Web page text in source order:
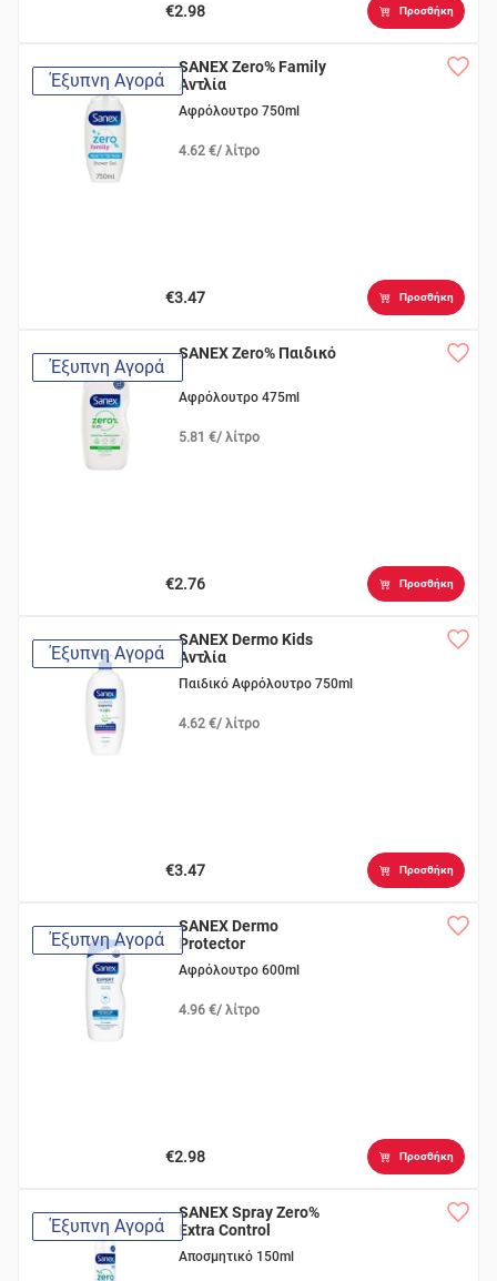
€2.98 Προσθήκη
Έξυπνη Αγορά
SANEX Zero% Family
Αντλία
Αφρόλουτρο 750ml
4.62 €/ λίτρο
€3.47 Προσθήκη
Έξυπνη Αγορά
SANEX Zero% Παιδικό
Αφρόλουτρο 475ml
5.81 €/ λίτρο
€2.76 Προσθήκη
Έξυπνη Αγορά
SANEX Dermo Kids
Αντλία
Παιδικό Αφρόλουτρο 750ml
4.62 €/ λίτρο
€3.47 Προσθήκη
Έξυπνη Αγορά
SANEX Dermo
Protector
Αφρόλουτρο 600ml
4.96 €/ λίτρο
€2.98 Προσθήκη
Έξυπνη Αγορά
SANEX Spray Zero%
Extra Control
Αποσμητικό 150ml